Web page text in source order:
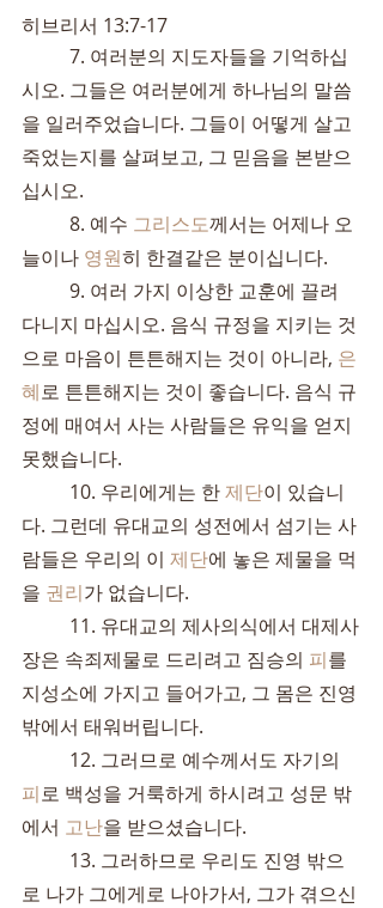
히브리서 13:7-17
시오. 그들은 여러분에게 하나님의 말씀
을 일러주었습니다. 그들이 어떻게 살고
죽었는지를 살펴보고, 그 믿음을 본받으
십시오.
	8. 예수
그리스도께서는 어제나 오
늘이나 영원히 한결같은 분이십니다.
다니지 마십시오. 음식 규정을 지키는 것
으로 마음이 튼튼해지는 것이 아니라, 은
혜로 튼튼해지는 것이 좋습니다. 음식 규
정에 매여서 사는 사람들은 유익을 얻지
못했습니다.
	10. 우리에게는 한
제단이 있습니
다. 그런데 유대교의 성전에서 섬기는 사
람들은 우리의 이 제단에 놓은 제물을 먹
을 권리가 없습니다.
장은 속죄제물로 드리려고 짐승의 피를
지성소에 가지고 들어가고, 그 몸은 진영
밖에서 태워버립니다.
	12. 그러므로 예수께서도 자기의
피로 백성을 거룩하게 하시려고 성문 밖
에서 고난을 받으셨습니다.
로 나가 그에게로 나아가서, 그가 겪으신